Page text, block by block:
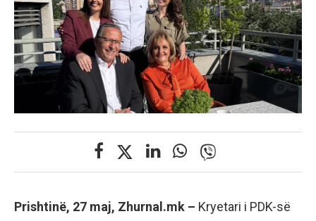
Prishtinë, 27 maj, Zhurnal.mk – Kryetari i PDK-së